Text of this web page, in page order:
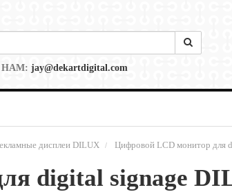
jay@dekartdigital.com
дисплеи DILUX Цифровой LCD монитор для
digital signage